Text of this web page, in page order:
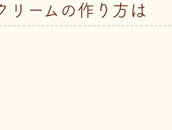
リームの作り方は